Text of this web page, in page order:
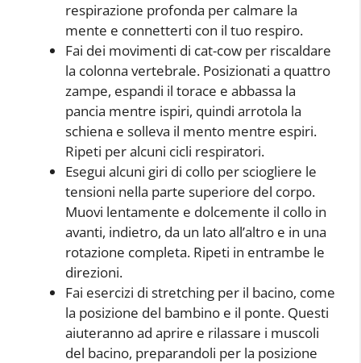
respirazione profonda per calmare la
mente e connetterti con il tuo respiro.
Fai dei movimenti di cat-cow per riscaldare
la colonna vertebrale. Posizionati a quattro
zampe, espandi il torace e abbassa la
pancia mentre ispiri, quindi arrotola la
schiena e solleva il mento mentre espiri.
Ripeti per alcuni cicli respiratori.
Esegui alcuni giri di collo per sciogliere le
tensioni nella parte superiore del corpo.
Muovi lentamente e dolcemente il collo in
avanti, indietro, da un lato all’altro e in una
rotazione completa. Ripeti in entrambe le
direzioni.
Fai esercizi di stretching per il bacino, come
la posizione del bambino e il ponte. Questi
aiuteranno ad aprire e rilassare i muscoli
del bacino, preparandoli per la posizione